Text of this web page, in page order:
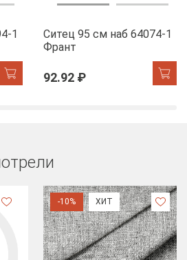
1
Ситец 95 см наб 64074-1
Франт
92.92 ₽
-10% ХИТ